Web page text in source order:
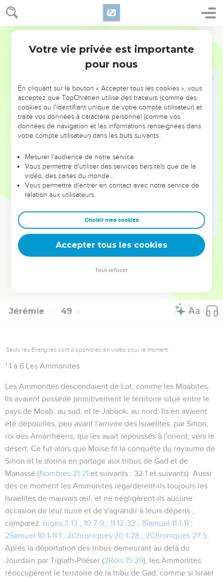
Jérémie 48
brûle.
Les tempes et le crâne: la tête entièrement dépouillée,
leur esprit belliqueux et turbulent (verset 29).
Citation deNombres 21.29: Moab est appelé le peuple de
Camos (verset 7), comme Israël le peuple de l'Eternel.
Promesse de rétablissement, comme pour l'Egypte (
prophète ne rétrécit point l'élan de son cœur vers le salut
universel.
La fin des jours: les temps de salut universel, où les
Moabites aussi se convertiront ; comparez
25.6;Jérémie 12.15-17.
Les mots :Jusqu'ici..., paraissent être une addition
postérieure.
Jérémie 49
Seuls les Évangiles sont disponibles en vidéo pour le moment.
1 1 à 6 Les Ammonites
Les Ammonites descendaient de Lot, comme les Moabites.
Ils avaient possédé primitivement le territoire situé entre le
pays de Moab, au sud, et le Jabbok, au nord. Ils en avaient
été dépouillés, peu avant l'arrivée des Israélites, par Sihon,
roi des Amorrhéens, qui les avait repoussés à l'orient, vers le
désert. Ce fut alors que Moïse fit la conquête du royaume de
Sihon et le donna en partage aux tribus de Gad et de
Manassé (Nombres 21.21 et suivants ; 32.1 et suivants). Aussi
dès ce moment les Ammonites regardèrent-ils toujours les
Israélites de mauvais œil, et ne négligèrent-ils aucune
occasion de leur nuire et de s'agrandir à leurs dépens ;
comparez Juges 3.13 ; 10.7-9 ; 11.12-32 ; 1Samuel 11.1-11 ;
2Samuel 10.1-11.1 ; 2Chroniques 20.1-28 ; 2Chroniques 27.5
Après la déportation des tribus demeurant au delà du
Jourdain par Tiglath-Piléser (2Rois 15.29), les Ammonites
réoccupèrent le territoire de la tribu de Gad, comme si Israël
Votre vie privée est importante
pour nous
En cliquant sur le bouton « Accepter tous les cookies », vous
acceptez que TopChrétien utilise des traceurs (comme des
cookies ou l'identifiant unique de votre compte utilisateur) et
traite vos données à caractère personnel (comme vos
données de navigation et les informations renseignées dans
votre compte utilisateur) dans les buts suivants :
Mesurer l'audience de notre service
Vous permettre d'utiliser des services tiers tels que de la
vidéo, des cartes du monde…
Vous permettre d'entrer en contact avec notre service de
relation aux utilisateurs.
Choisir mes cookies
Accepter tous les cookies
Tout refuser